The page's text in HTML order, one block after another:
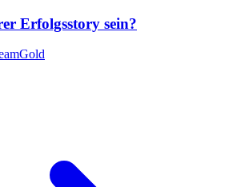
Erfolgsstory sein?